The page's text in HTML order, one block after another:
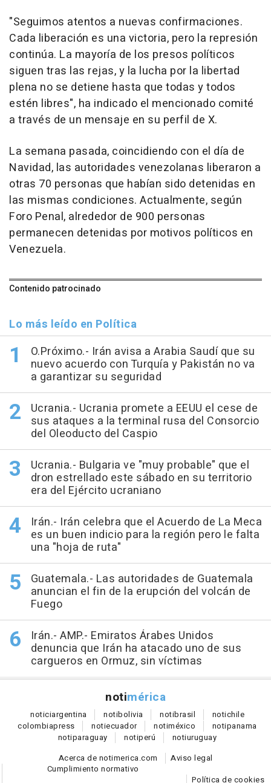
"Seguimos atentos a nuevas confirmaciones.
Cada liberación es una victoria, pero la represión
continúa. La mayoría de los presos políticos
siguen tras las rejas, y la lucha por la libertad
plena no se detiene hasta que todas y todos
estén libres", ha indicado el mencionado comité
a través de un mensaje en su perfil de X.
La semana pasada, coincidiendo con el día de
Navidad, las autoridades venezolanas liberaron a
otras 70 personas que habían sido detenidas en
las mismas condiciones. Actualmente, según
Foro Penal, alrededor de 900 personas
permanecen detenidas por motivos políticos en
Venezuela.
Contenido patrocinado
Lo más leído en Política
O.Próximo.- Irán avisa a Arabia Saudí que su
nuevo acuerdo con Turquía y Pakistán no va
a garantizar su seguridad
Ucrania.- Ucrania promete a EEUU el cese de
sus ataques a la terminal rusa del Consorcio
del Oleoducto del Caspio
Ucrania.- Bulgaria ve "muy probable" que el
dron estrellado este sábado en su territorio
era del Ejército ucraniano
Irán.- Irán celebra que el Acuerdo de La Meca
es un buen indicio para la región pero le falta
una "hoja de ruta"
Guatemala.- Las autoridades de Guatemala
anuncian el fin de la erupción del volcán de
Fuego
Irán.- AMP.- Emiratos Árabes Unidos
denuncia que Irán ha atacado uno de sus
cargueros en Ormuz, sin víctimas
notimérica
noticiargentina notibolivia notibrasil notichile
colombiapress notiecuador notiméxico notipanama
notiparaguay notiperú notiuruguay
Acerca de notimerica.com
Aviso legal
Cumplimiento normativo
Política de cookies